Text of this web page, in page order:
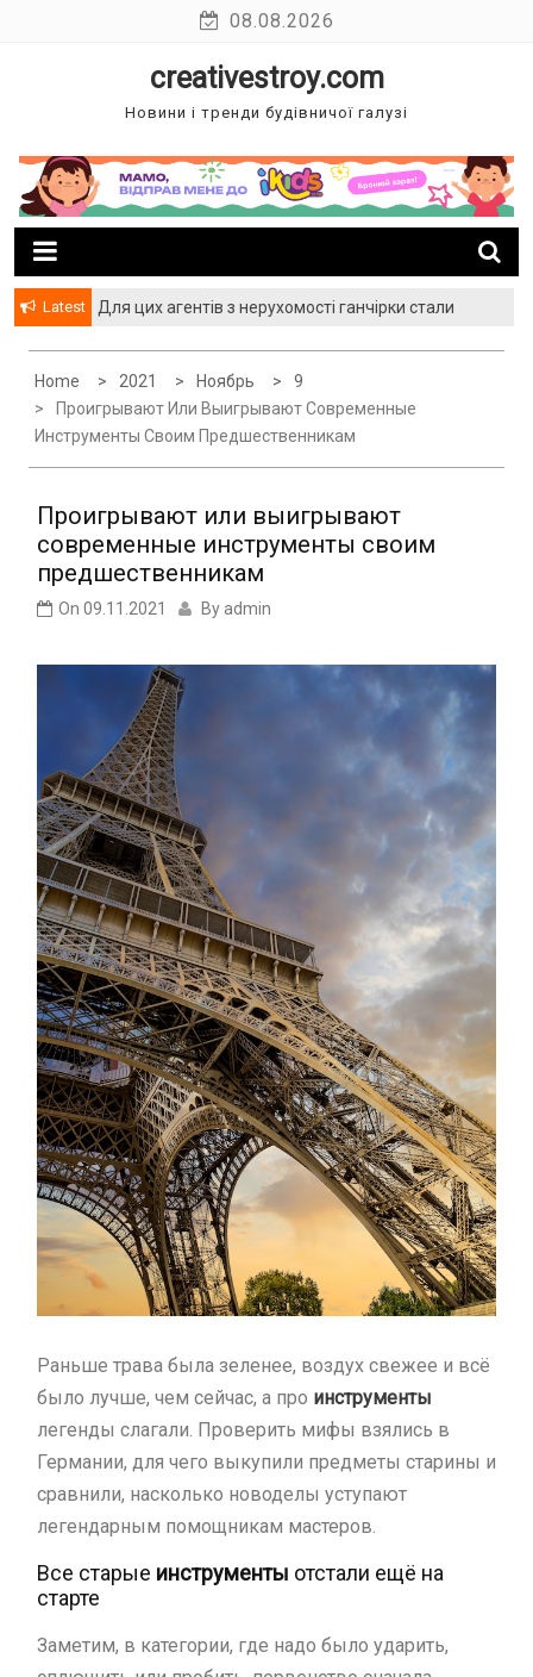
08.08.2026
creativestroy.com
Новини і тренди будівничої галузі
Latest
Для цих агентів з нерухомості ганчірки стали
Home 2021 Ноябрь
9
Проигрывают Или Выигрывают Современные
Инструменты Своим Предшественникам
Проигрывают или выигрывают
современные инструменты своим
предшественникам
On 09.11.2021 By admin
Раньше трава была зеленее, воздух свежее и всё
было лучше, чем сейчас, а про инструменты
легенды слагали. Проверить мифы взялись в
Германии, для чего выкупили предметы старины и
сравнили, насколько новоделы уступают
легендарным помощникам мастеров.
Все старые инструменты отстали ещё на
старте
Заметим, в категории, где надо было ударить,